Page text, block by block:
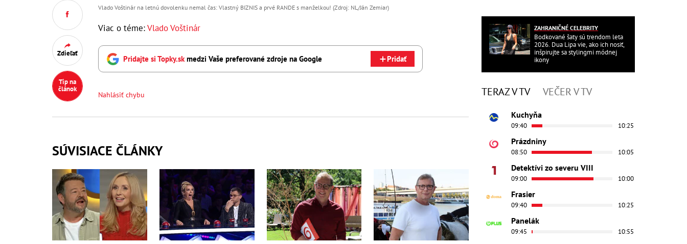
Zdieľať
Tip na
článok
Vlado Voštinár na letnú dovolenku nemal čas: Vlastný BIZNIS a prvé RANDE s manželkou! (Zdroj: NL/Ján Zemiar)
Viac o téme:Vlado Voštinár
Pridajte si Topky.skmedzi Vaše preferované zdroje na Google Pridať
Nahlásiť chybu
SÚVISIACE ČLÁNKY
ZAHRANIČNÉ CELEBRITY
Bodkované šaty sú trendom leta
2026. Dua Lipa vie, ako ich nosiť,
inšpirujte sa stylingmi módnej
ikony
TERAZ V TV VEČER V TV
Kuchyňa
09:40 10:25
Prázdniny
08:50 10:05
Detektívi zo severu VIII
09:00 10:00
Frasier
09:40 10:25
Panelák
09:45 10:55